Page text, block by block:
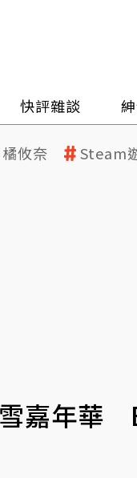
快評雜談
橘攸奈 Steam
嘉年華